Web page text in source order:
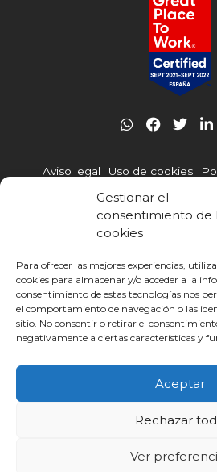
Gestionar el
consentimiento de
cookies
Para ofrecer las mejores experiencias,
cookies para almacenar y/o acceder a la
consentimiento de estas tecnologías nos
el comportamiento de navegación o las
sitio. No consentir o retirar el
negativamente a ciertas características y
Aceptar
Rechazar
Ver
W
h
s
a
p
p
F
a
b
o
o
k
T
w
t
L
i
e
n
n
Aviso legal Uso de cookies
Política de gestión integrada
Otras webs de Infoca